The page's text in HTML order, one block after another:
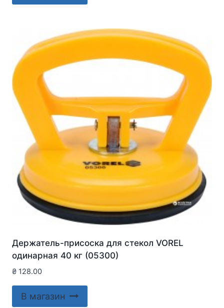
Держатель-присоска для стекол VOREL
одинарная 40 кг (05300)
₴ 128.00
В магазин